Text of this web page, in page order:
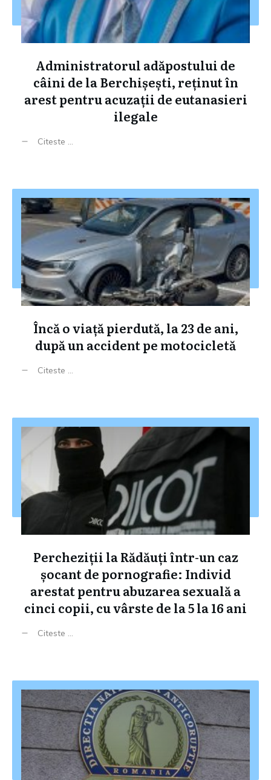
Administratorul adăpostului de
câini de la Berchișești, reținut în
arest pentru acuzații de eutanasieri
ilegale
Citeste ...
Încă o viață pierdută, la 23 de ani,
după un accident pe motocicletă
Citeste ...
Percheziții la Rădăuți într-un caz
șocant de pornografie: Individ
arestat pentru abuzarea sexuală a
cinci copii, cu vârste de la 5 la 16 ani
Citeste ...